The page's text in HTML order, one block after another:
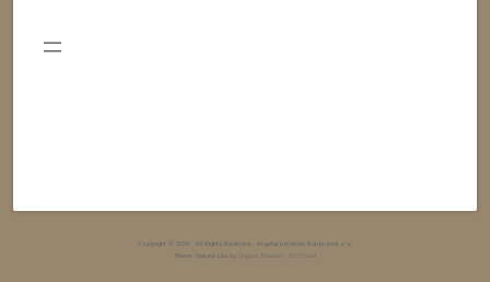
Copyright © 2026 · All Rights Reserved · Angelsportverein Bardowick e.V.
Theme: Natural Lite by
Organic Themes RSS Feed